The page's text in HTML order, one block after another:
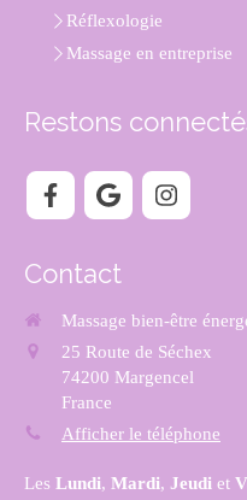
Réflexologie
Massage en entreprise
Restons
Contact
Massage bien-être
25 Route de Séchex
74200 Margencel
France
Afficher le téléphone
Les Lundi, Mardi, Jeudi et